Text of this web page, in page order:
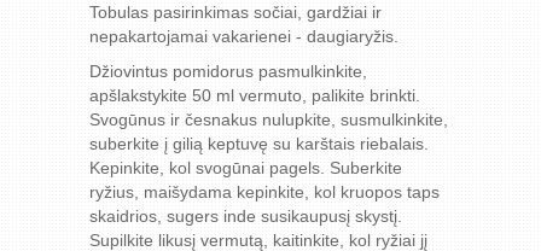
Tobulas pasirinkimas sočiai, gardžiai ir
nepakartojamai vakarienei - daugiaryžis.
Džiovintus pomidorus pasmulkinkite,
apšlakstykite 50 ml vermuto, palikite brinkti.
Svogūnus ir česnakus nulupkite, susmulkinkite,
suberkite į gilią keptuvę su karštais riebalais.
Kepinkite, kol svogūnai pagels. Suberkite
ryžius, maišydama kepinkite, kol kruopos taps
skaidrios, sugers inde susikaupusį skystį.
Supilkite likusį vermutą, kaitinkite, kol ryžiai jį